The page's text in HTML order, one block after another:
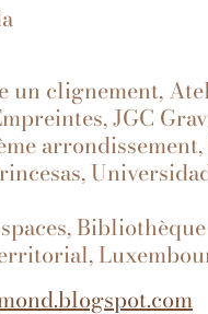
un clignement,
JGC